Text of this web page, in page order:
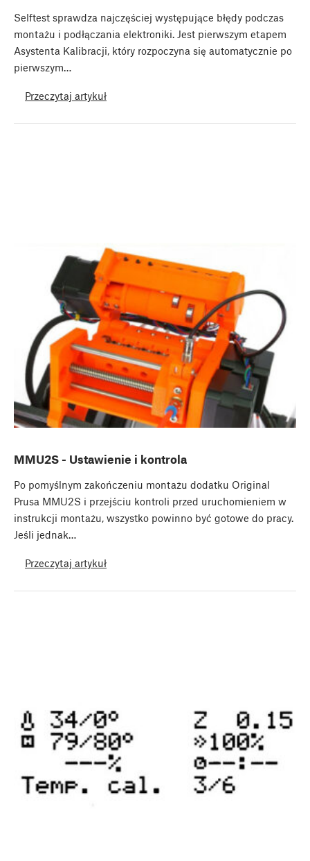
Selftest sprawdza najczęściej występujące błędy podczas
montażu i podłączania elektroniki. Jest pierwszym etapem
Asystenta Kalibracji, który rozpoczyna się automatycznie po
pierwszym…
Przeczytaj artykuł
MMU2S - Ustawienie i kontrola
Po pomyślnym zakończeniu montażu dodatku Original
Prusa MMU2S i przejściu kontroli przed uruchomieniem w
instrukcji montażu, wszystko powinno być gotowe do pracy.
Jeśli jednak…
Przeczytaj artykuł